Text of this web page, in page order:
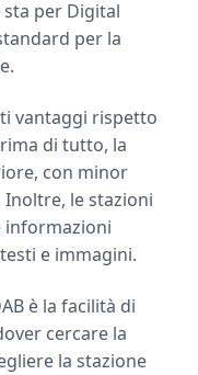
sta per Digital
per la
vantaggi rispetto
di tutto, la
con minor
le stazioni
informazioni
e immagini.
è la facilità di
cercare la
la stazione